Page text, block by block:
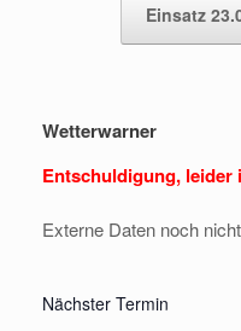
Einsatz
Wetterwarner
Entschuldigung, leider
Externe Daten noch
Nächster Termin